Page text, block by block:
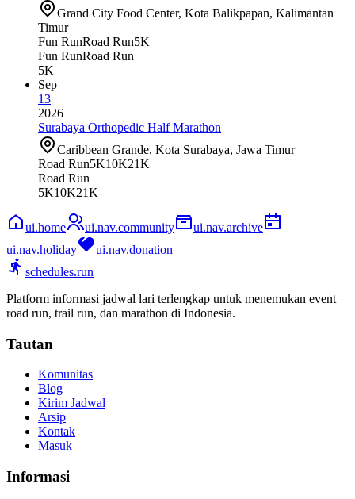
Grand City Food Center, Kota Balikpapan, Kalimantan
Timur
Fun RunRoad Run5K
Fun RunRoad Run
5K
Sep
13
2026
Surabaya Orthopedic Half Marathon
Caribbean Grande, Kota Surabaya, Jawa Timur
Road Run5K10K21K
Road Run
5K10K21K
ui.home ui.nav.community
ui.nav.archive
ui.nav.holiday
ui.nav.donation
schedules.run
Platform informasi jadwal lari terlengkap untuk menemukan event
road run, trail run, dan marathon di Indonesia.
Tautan
Komunitas
Blog
Kirim Jadwal
Arsip
Kontak
Masuk
Informasi